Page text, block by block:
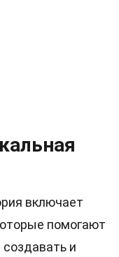
включает
помогают
и